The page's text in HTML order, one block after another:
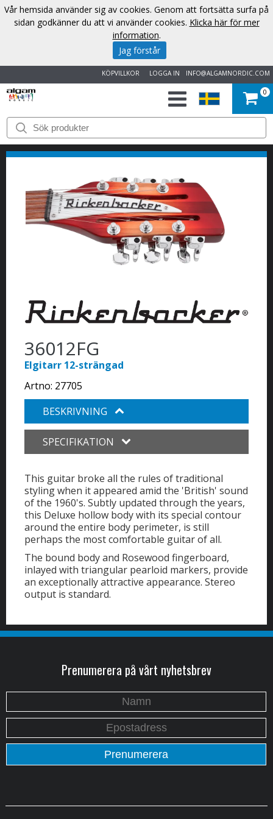
INFO@ALGAMNORDIC.COM
LOGGA IN
KÖPVILLKOR
START
VARUMÄRKEN
NYHETER
OM
0
36012FG
Elgitarr 12-strängad
Artno: 27705
BESKRIVNING
SPECIFIKATION
This guitar broke all the rules of traditional
styling when it appeared amid the 'British' sound
of the 1960's. Subtly updated through the years,
this Deluxe hollow body with its special contour
around the entire body perimeter, is still
perhaps the most comfortable guitar of all.
The bound body and Rosewood fingerboard,
inlayed with triangular pearloid markers, provide
an exceptionally attractive appearance. Stereo
output is standard.
Prenumerera på vårt nyhetsbrev
Vår hemsida använder sig av cookies. Genom att fortsätta surfa på
sidan godkänner du att vi använder cookies. Klicka här för mer
information.
Jag förstår